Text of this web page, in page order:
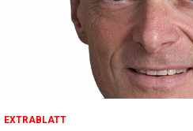
EXTRABLATT